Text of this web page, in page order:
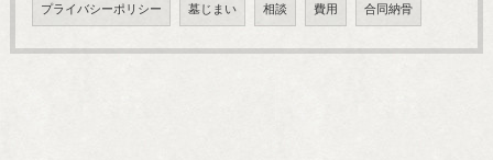
プライバシーポリシー 墓じまい 相談 費用 合同納骨